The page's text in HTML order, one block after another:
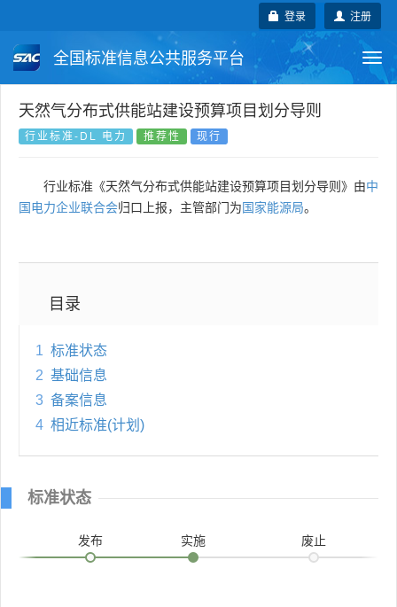
注册
登录
全国标准信息公共服务平台
国家标准 行业标准 地方标准
国外标准 技术委员会
天然气分布式供能站建设预算项目划分导则
行业标准-DL 电力 推荐性 现行
行业标准《天然气分布式供能站建设预算项目划分导则》由中
国电力企业联合会归口上报，主管部门为国家能源局。
目录
1 标准状态
2 基础信息
3 备案信息
4 相近标准(计划)
标准状态
发布 实施 废止